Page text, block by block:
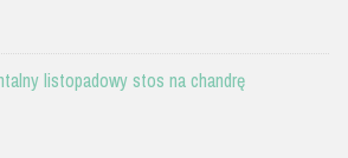
listopadowy stos na chandrę